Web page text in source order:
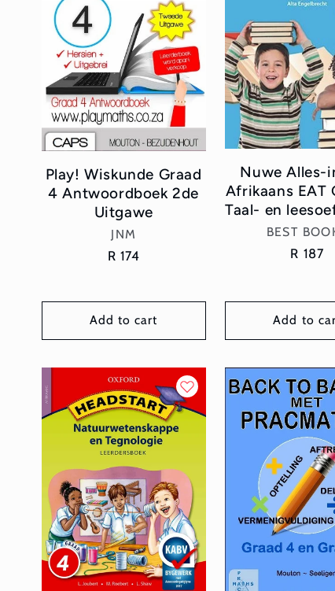
c
i
o
n
Play! Wiskunde Graad
4 Antwoordboek 2de
Uitgawe
Vendor:
JNM
Regular
R 174
Add to cart
Nuwe Alles-
Afrikaans EAT
Taal- en
BEST
Regular
R 187
Add to